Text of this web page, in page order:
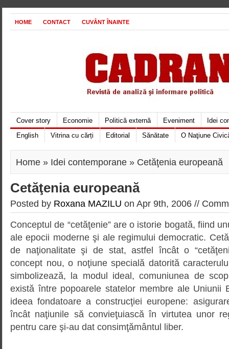
HOME CONTACT CUVÂNT ÎNAINTE
Cover story Economie Politică externă Eveniment
Idei
English
Vitrina cu cărți Editorial Sănătate O Naţiune
Home » Idei contemporane » Cetăţenia europeană
Cetăţenia europeană
Posted by Roxana MAZILU on Apr 9th, 2006 //
Conceptul de “cetăţenie” are o istorie bogată, fiind
ale epocii moderne şi ale regimului democratic.
de naţionalitate şi de stat, astfel încât o
concept nou, o noţiune specială datorită
simbolizează, la modul ideal, comuniunea de
există între popoarele statelor membre ale Uniunii
ideea fondatoare a construcţiei europene:
încât naţiunile să convieţuiască în virtutea unor
pentru care şi-au dat consimţământul liber.